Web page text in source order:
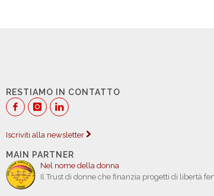
RESTIAMO IN CONTATTO
Iscriviti alla newsletter
MAIN PARTNER
Nel nome della donna
Il Trust di donne che finanzia progetti di libertà